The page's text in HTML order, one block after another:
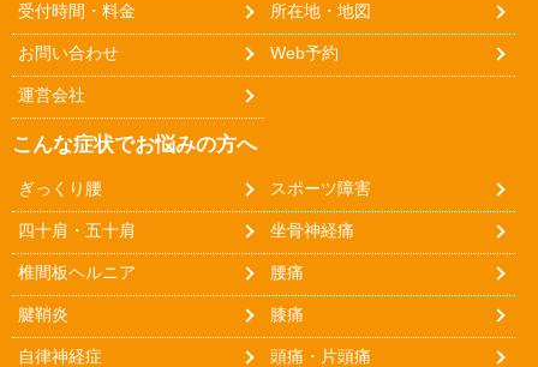
受付時間・料金 所在地・地図
お問い合わせ Web予約
運営会社
こんな症状でお悩みの方へ
ぎっくり腰 スポーツ障害
四十肩・五十肩 坐骨神経痛
椎間板ヘルニア 腰痛
腱鞘炎 膝痛
自律神経症 頭痛・片頭痛